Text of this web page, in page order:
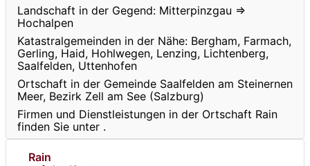
Landschaft in der Gegend: Mitterpinzgau ⇒
Hochalpen
Katastralgemeinden in der Nähe: Bergham, Farmach,
Gerling, Haid, Hohlwegen, Lenzing, Lichtenberg,
Saalfelden, Uttenhofen
Ortschaft in der Gemeinde Saalfelden am Steinernen
Meer, Bezirk Zell am See (Salzburg)
Firmen und Dienstleistungen in der Ortschaft Rain
finden Sie unter .
Rain